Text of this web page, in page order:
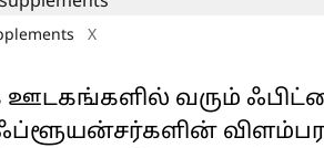
X
ஊடகங்களில் வரும்